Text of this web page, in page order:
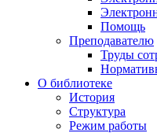
Помощь
Преподавателю
Труды
О библиотеке
История
Структура
Режим работы